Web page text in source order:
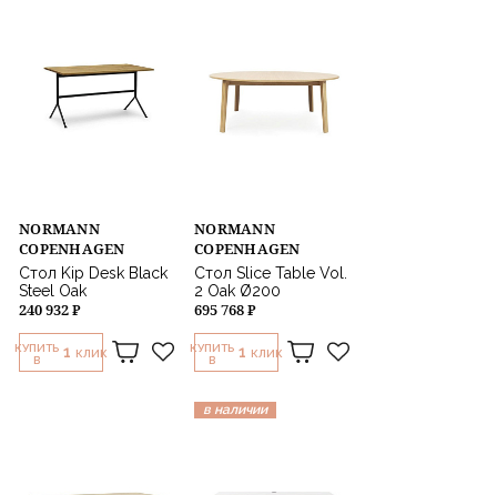
Назначение
NORMANN
COPENHAGEN
Стол Kip Desk Black
Steel Oak
240 932 ₽
КУПИТЬ
В
1 КЛИК
NORMANN
COPENHAGEN
Стол Slice Table Vol.
2 Oak Ø200
695 768 ₽
КУПИТЬ
В
1 КЛИК
в наличии